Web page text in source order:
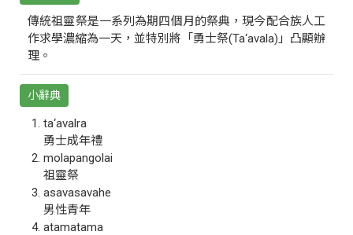
傳統祖靈祭是一系列為期四個月的祭典，現今配合族人工
作求學濃縮為一天，並特別將「勇士祭(Ta‘avala)」凸顯辦
理。
小辭典
ta‘avalra
勇士成年禮
molapangolai
祖靈祭
asavasavahe
男性青年
atamatama